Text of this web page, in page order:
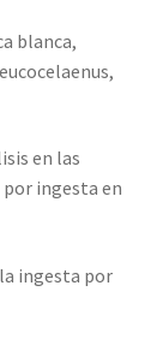
blanca,
en las
ingesta en
la ingesta por